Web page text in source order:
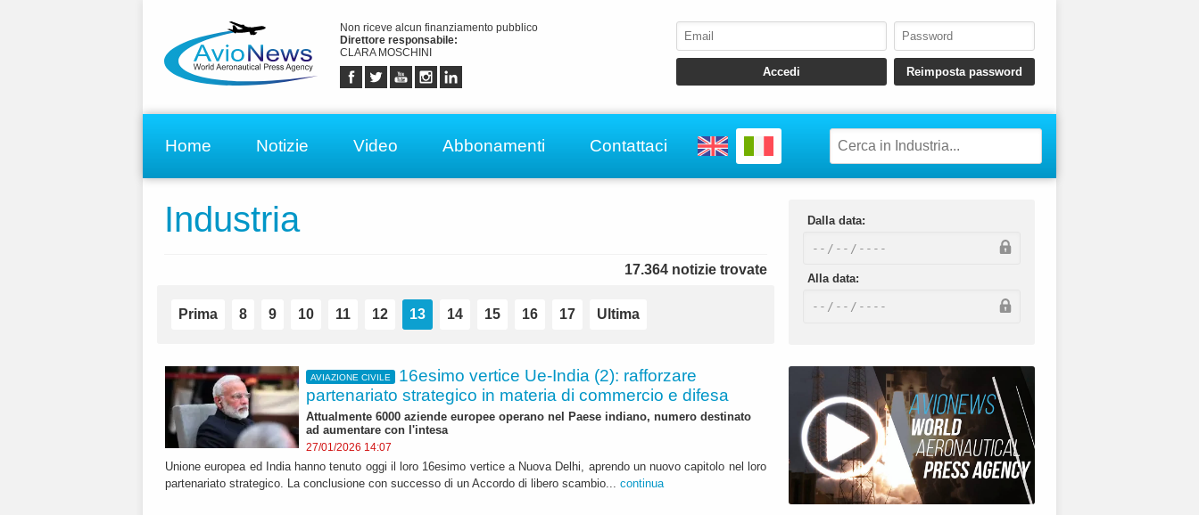
Non riceve alcun finanziamento pubblico
Direttore responsabile:
CLARA MOSCHINI
Home Notizie Video Abbonamenti Contattaci
Industria
17.364 notizie trovate
Prima 8 9 10 11 12 13 14 15 16 17 Ultima
AVIAZIONE CIVILE
16esimo vertice Ue-India (2): rafforzare
partenariato strategico in materia di commercio e difesa
Attualmente 6000 aziende europee operano nel Paese indiano, numero destinato
ad aumentare con l'intesa
27/01/2026 14:07
Unione europea ed India hanno tenuto oggi il loro 16esimo vertice a Nuova Delhi, aprendo un nuovo capitolo nel loro
partenariato strategico. La conclusione con successo di un Accordo di libero scambio... continua
Dalla data:
Alla data: